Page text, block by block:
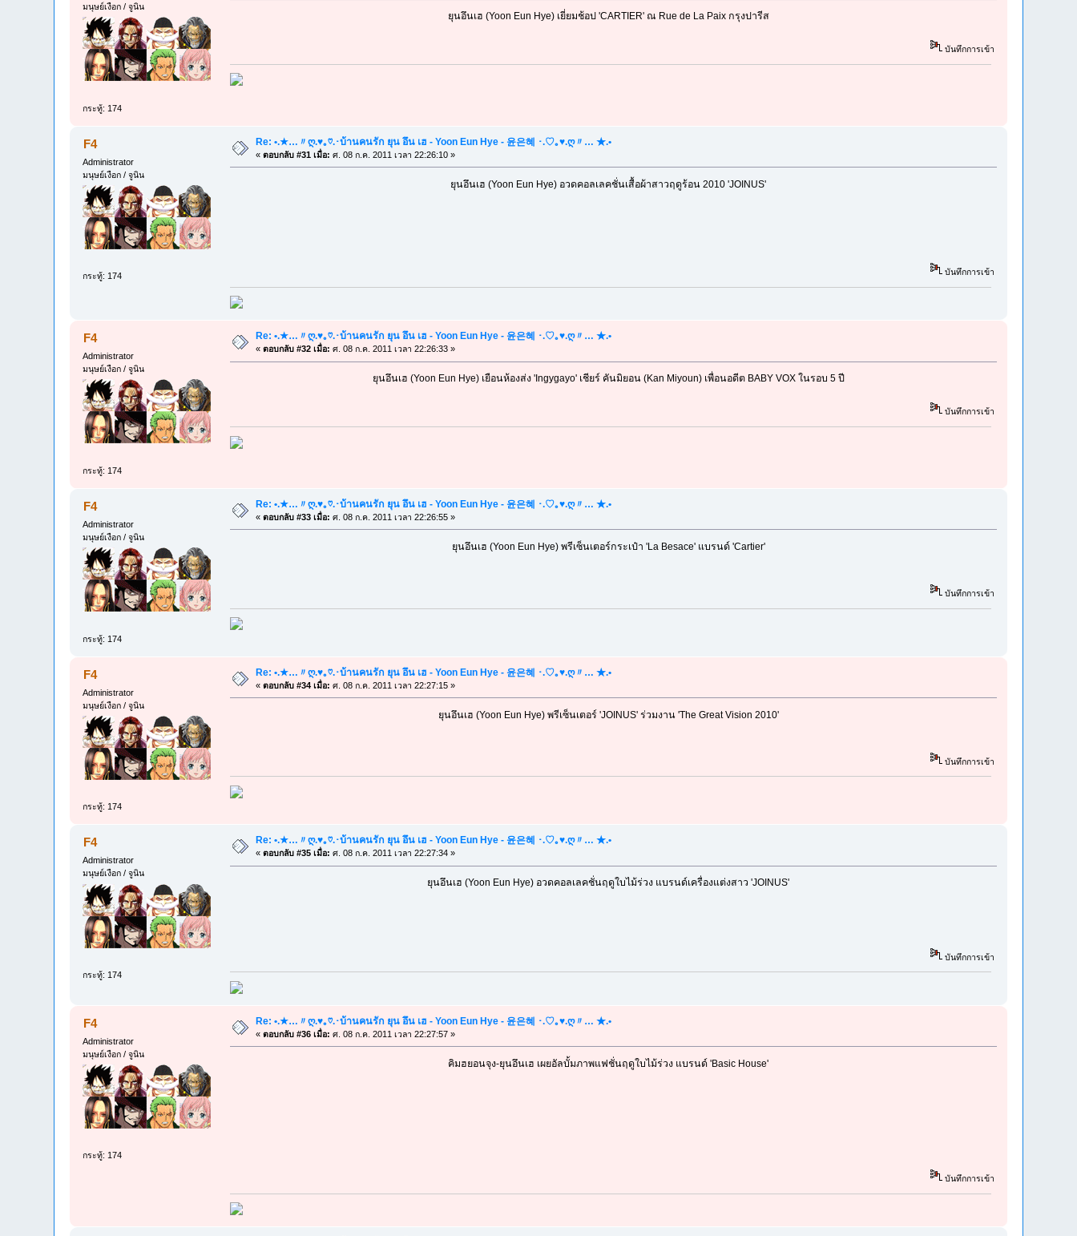
มนุษย์เงือก / จูนิน
กระทู้: 174
ยุนอึนเฮ (Yoon Eun Hye) เยี่ยมช้อป 'CARTIER' ณ Rue de La Paix กรุงปารีส
บันทึกการเข้า
F4
Administrator
มนุษย์เงือก / จูนิน
กระทู้: 174
Re: •.★…〃ღ.♥｡♡.･บ้านคนรัก ยุน อึน เฮ - Yoon Eun Hye - 윤은혜 ･.♡｡♥.ღ〃… ★.•
«ตอบกลับ #31 เมื่อ: ศ. 08 ก.ค. 2011 เวลา 22:26:10 »
ยุนอึนเฮ (Yoon Eun Hye) อวดคอลเลคชั่นเสื้อผ้าสาวฤดูร้อน 2010 'JOINUS'
บันทึกการเข้า
F4
Administrator
มนุษย์เงือก / จูนิน
กระทู้: 174
Re: •.★…〃ღ.♥｡♡.･บ้านคนรัก ยุน อึน เฮ - Yoon Eun Hye - 윤은혜 ･.♡｡♥.ღ〃… ★.•
«ตอบกลับ #32 เมื่อ: ศ. 08 ก.ค. 2011 เวลา 22:26:33 »
ยุนอึนเฮ (Yoon Eun Hye) เยือนห้องส่ง 'Ingygayo' เชียร์ คันมิยอน (Kan Miyoun) เพื่อนอดีต BABY VOX ในรอบ 5 ปี
บันทึกการเข้า
F4
Administrator
มนุษย์เงือก / จูนิน
กระทู้: 174
Re: •.★…〃ღ.♥｡♡.･บ้านคนรัก ยุน อึน เฮ - Yoon Eun Hye - 윤은혜 ･.♡｡♥.ღ〃… ★.•
«ตอบกลับ #33 เมื่อ: ศ. 08 ก.ค. 2011 เวลา 22:26:55 »
ยุนอึนเฮ (Yoon Eun Hye) พรีเซ็นเตอร์กระเป๋า 'La Besace' แบรนด์ 'Cartier'
บันทึกการเข้า
F4
Administrator
มนุษย์เงือก / จูนิน
กระทู้: 174
Re: •.★…〃ღ.♥｡♡.･บ้านคนรัก ยุน อึน เฮ - Yoon Eun Hye - 윤은혜 ･.♡｡♥.ღ〃… ★.•
«ตอบกลับ #34 เมื่อ: ศ. 08 ก.ค. 2011 เวลา 22:27:15 »
ยุนอึนเฮ (Yoon Eun Hye) พรีเซ็นเตอร์ 'JOINUS' ร่วมงาน 'The Great Vision 2010'
บันทึกการเข้า
F4
Administrator
มนุษย์เงือก / จูนิน
กระทู้: 174
Re: •.★…〃ღ.♥｡♡.･บ้านคนรัก ยุน อึน เฮ - Yoon Eun Hye - 윤은혜 ･.♡｡♥.ღ〃… ★.•
«ตอบกลับ #35 เมื่อ: ศ. 08 ก.ค. 2011 เวลา 22:27:34 »
ยุนอึนเฮ (Yoon Eun Hye) อวดคอลเลคชั่นฤดูใบไม้ร่วง แบรนด์เครื่องแต่งสาว 'JOINUS'
บันทึกการเข้า
F4
Administrator
มนุษย์เงือก / จูนิน
กระทู้: 174
Re: •.★…〃ღ.♥｡♡.･บ้านคนรัก ยุน อึน เฮ - Yoon Eun Hye - 윤은혜 ･.♡｡♥.ღ〃… ★.•
«ตอบกลับ #36 เมื่อ: ศ. 08 ก.ค. 2011 เวลา 22:27:57 »
คิมฮยอนจุง-ยุนอึนเฮ เผยอัลบั้มภาพแฟชั่นฤดูใบไม้ร่วง แบรนด์ 'Basic House'
บันทึกการเข้า